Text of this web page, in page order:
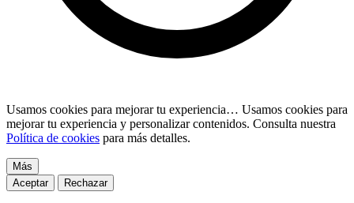
Usamos cookies para mejorar tu experiencia… Usamos cookies para
mejorar tu experiencia y personalizar contenidos. Consulta nuestra
Política de cookies para más detalles.
Más
Aceptar
Rechazar